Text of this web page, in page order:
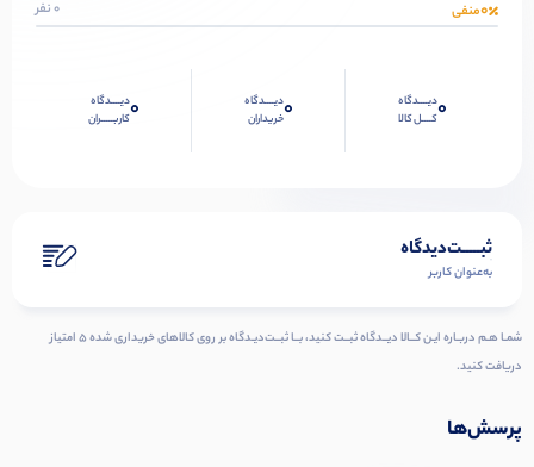
0منفی 0 نفر
0دیــــدگاه
کــــل کالا
0دیــــدگاه
خریداران
0دیــــدگاه
کاربـــــران
ثبـــــت‌دیدگاه
به‌عنوان کاربر
شمـا هـم دربـاره ایـن کــالا دیــدگاه ثبــت کنید، بــا ثبــت‌دیـدگاه بر روی کالاهای خریداری شده ۵ امتیاز
دریافت کنید.
پرسش‌ها